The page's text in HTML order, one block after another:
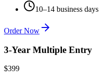
10–14 business days
Order Now
3-Year Multiple Entry
$399